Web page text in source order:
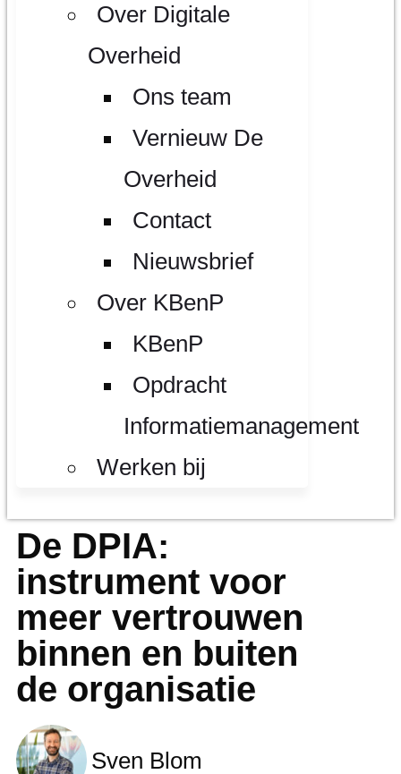
Over Digitale
Overheid
Ons team
Vernieuw De
Overheid
Contact
Nieuwsbrief
Over KBenP
KBenP
Opdracht
Informatiemanagement
Werken bij
De DPIA:
instrument voor
meer vertrouwen
binnen en buiten
de organisatie
Sven Blom